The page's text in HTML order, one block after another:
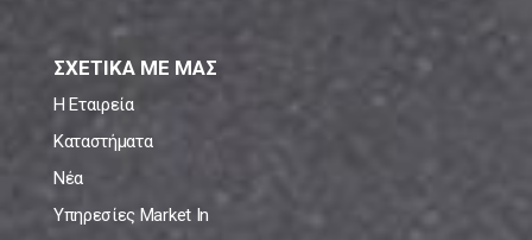
ΣΧΕΤΙΚΑ ΜΕ ΜΑΣ
Η Εταιρεία
Καταστήματα
Νέα
Υπηρεσίες Market In